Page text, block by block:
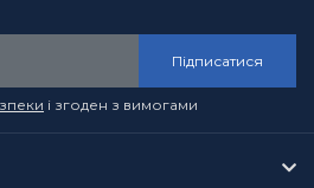
Підписатися
і згоден з вимогами